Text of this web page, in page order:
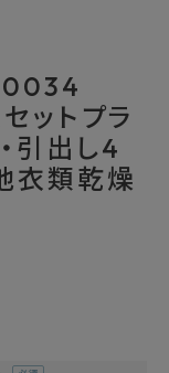
ットプラ
引出し4
衣類乾燥